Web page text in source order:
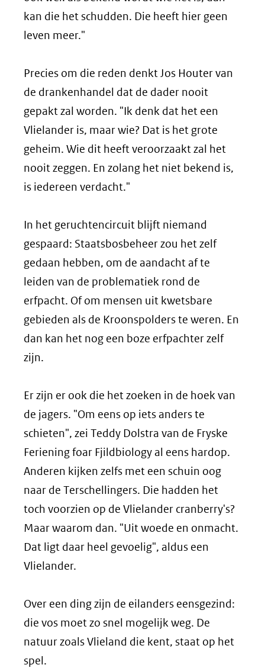
kan die het schudden. Die heeft hier geen
leven meer."
Precies om die reden denkt Jos Houter van
de drankenhandel dat de dader nooit
gepakt zal worden. "Ik denk dat het een
Vlielander is, maar wie? Dat is het grote
geheim. Wie dit heeft veroorzaakt zal het
nooit zeggen. En zolang het niet bekend is,
is iedereen verdacht."
In het geruchtencircuit blijft niemand
gespaard: Staatsbosbeheer zou het zelf
gedaan hebben, om de aandacht af te
leiden van de problematiek rond de
erfpacht. Of om mensen uit kwetsbare
gebieden als de Kroonspolders te weren. En
dan kan het nog een boze erfpachter zelf
zijn.
Er zijn er ook die het zoeken in de hoek van
de jagers. "Om eens op iets anders te
schieten", zei Teddy Dolstra van de Fryske
Feriening foar Fjildbiology al eens hardop.
Anderen kijken zelfs met een schuin oog
naar de Terschellingers. Die hadden het
toch voorzien op de Vlielander cranberry's?
Maar waarom dan. "Uit woede en onmacht.
Dat ligt daar heel gevoelig", aldus een
Vlielander.
Over een ding zijn de eilanders eensgezind:
die vos moet zo snel mogelijk weg. De
natuur zoals Vlieland die kent, staat op het
spel.